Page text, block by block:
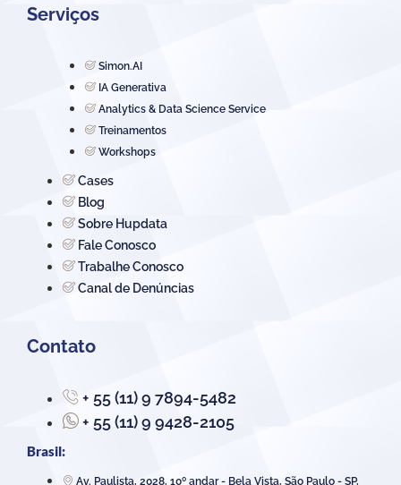
Serviços
Simon.AI
IA Generativa
Analytics & Data Science Service
Treinamentos
Workshops
Cases
Blog
Sobre Hupdata
Fale Conosco
Trabalhe Conosco
Canal de Denúncias
Contato
+ 55 (11) 9 7894-5482
+ 55 (11) 9 9428-2105
Brasil:
Av. Paulista, 2028, 10º andar - Bela Vista, São Paulo - SP,